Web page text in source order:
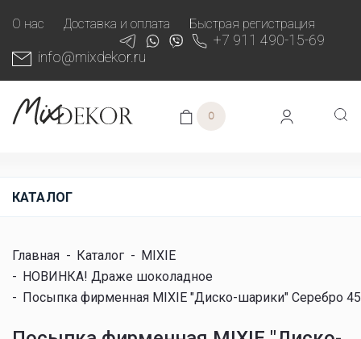
О нас Доставка и оплата Быстрая регистрация
+7 911 490-15-69
info@mixdekor.ru
0
КАТАЛОГ
Главная - Каталог - MIXIE
- НОВИНКА! Драже шоколадное
- Посыпка фирменная MIXIE "Диско-шарики" Серебро